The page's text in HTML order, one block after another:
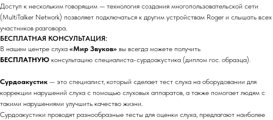
Доступ к нескольким говорящим — технология создания многопользовательской сети
(MultiTalker Network) позволяет подключаться к другим устройствам Roger и слышать всех
участников разговора.
БЕСПЛАТНАЯ КОНСУЛЬТАЦИЯ:
В нашем центре слуха «Мир Звуков» вы всегда можете получить
БЕСПЛАТНУЮ консультацию специалиста-сурдоакустика (диплом гос. образца).
Сурдоакустик — это специалист, который сделает тест слуха на оборудовании для
коррекции нарушений слуха с помощью слуховых аппаратов, а также помогает людям с
такими нарушениями улучшить качество жизни.
Сурдоакустики проводят разнообразные тесты для оценки слуха, предлагают наиболее